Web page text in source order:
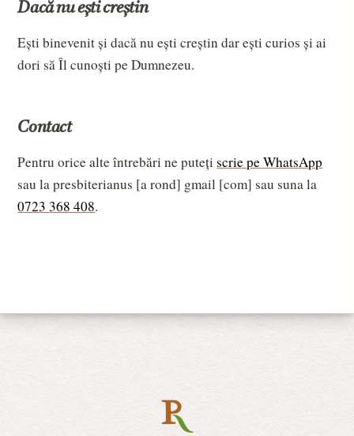
Dacă nu ești creștin
Ești binevenit și dacă nu ești creștin dar ești curios și ai
dori să Îl cunoști pe Dumnezeu.
Contact
Pentru orice alte întrebări ne puteți scrie pe WhatsApp
0723 368 408.